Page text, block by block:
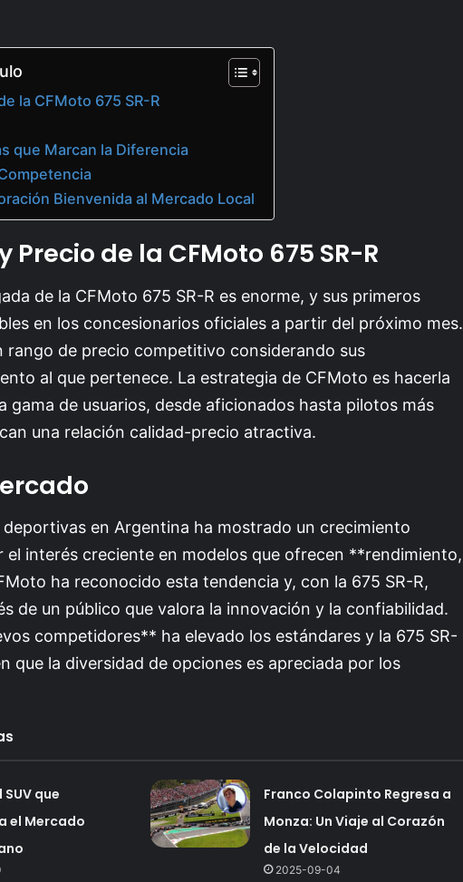
la CFMoto 675 SR-R
que Marcan la Diferencia
Bienvenida al Mercado Local
de la CFMoto 675 SR-R
de la CFMoto 675 SR-R es enorme, y sus primeros
en los concesionarios oficiales a partir del próximo mes.
rango de precio competitivo considerando sus
al que pertenece. La estrategia de CFMoto es hacerla
gama de usuarios, desde aficionados hasta pilotos más
una relación calidad-precio atractiva.
en Argentina ha mostrado un crecimiento
el interés creciente en modelos que ofrecen **rendimiento,
ha reconocido esta tendencia y, con la 675 SR-R,
de un público que valora la innovación y la confiabilidad.
competidores** ha elevado los estándares y la 675 SR-
que la diversidad de opciones es apreciada por los
SUV que
el Mercado
Franco Colapinto Regresa a
Monza: Un Viaje al Corazón
de la Velocidad
2025-09-04